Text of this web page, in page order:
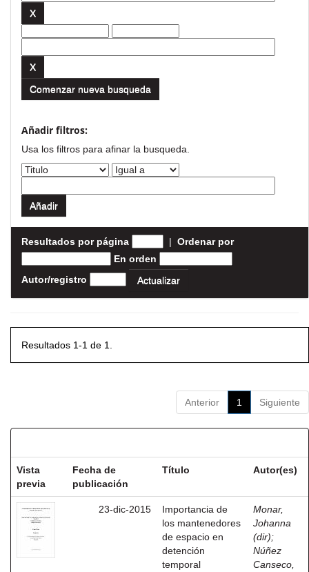
Comenzar nueva busqueda
Añadir filtros:
Usa los filtros para afinar la busqueda.
Resultados por página | Ordenar por
En orden
Autor/registro
Resultados 1-1 de 1.
Anterior 1 Siguiente
Vista
previa
Fecha de
publicación
Título Autor(es)
23-dic-2015
Importancia de
los mantenedores
de espacio en
detención
temporal
Monar,
Johanna
(dir);
Núñez
Canseco,